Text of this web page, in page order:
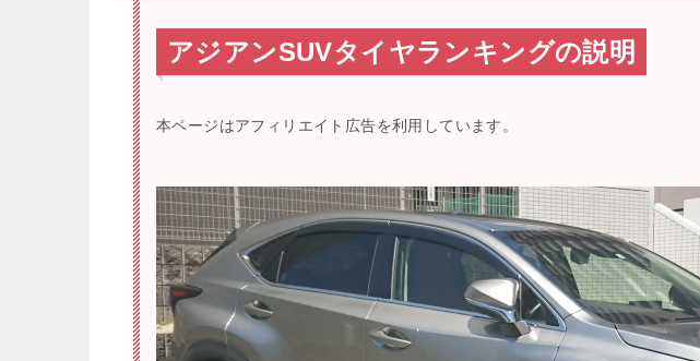
アジアンSUVタイヤランキングの説明
本ページはアフィリエイト広告を利用しています。